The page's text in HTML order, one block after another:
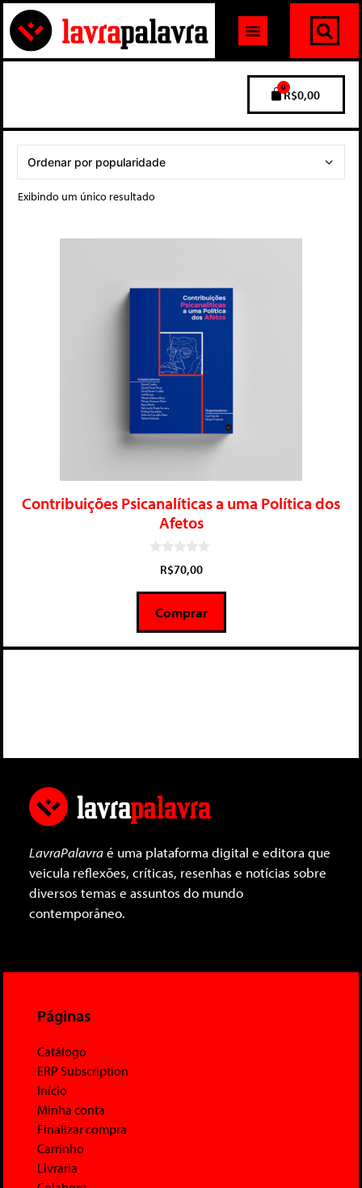
R$0,00
0
Exibindo um único resultado
Contribuições Psicanalíticas a uma Política dos
Afetos
5
R$70,00
Comprar
LavraPalavraé uma plataforma digital e editora que
veicula reflexões, críticas, resenhas e notícias sobre
diversos temas e assuntos do mundo
contemporâneo.
Páginas
Catálogo
ERP Subscription
Início
Minha conta
Finalizar compra
Carrinho
Livraria